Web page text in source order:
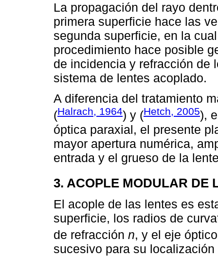
La propagación del rayo
primera superficie hace las
segunda superficie, en la
procedimiento hace posible
de incidencia y refracción de
sistema de lentes acoplado.
A diferencia del tratamiento
(Halrach, 1964) y (Hetch, 2005),
óptica paraxial, el presente
mayor apertura numérica,
entrada y el grueso de la
3. ACOPLE MODULAR DE
El acople de las lentes es
superficie, los radios de
de refracción n, y el eje
sucesivo para su